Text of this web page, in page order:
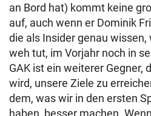
an Bord hat) kommt keine
auf, auch wenn er Dominik
die als Insider genau
weh tut, im Vorjahr noch in
GAK ist ein weiterer Gegner,
wird, unsere Ziele zu
dem, was wir in den ersten
haben, besser machen.